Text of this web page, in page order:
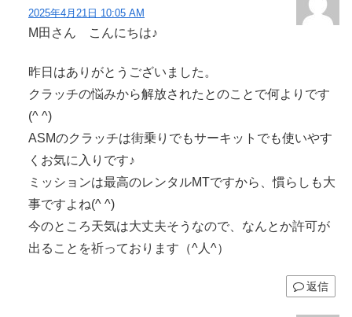
2025年4月21日 10:05 AM
M田さん こんにちは♪
昨日はありがとうございました。
クラッチの悩みから解放されたとのことで何よりです
(^ ^)
ASMのクラッチは街乗りでもサーキットでも使いやす
くお気に入りです♪
ミッションは最高のレンタルMTですから、慣らしも大
事ですよね(^ ^)
今のところ天気は大丈夫そうなので、なんとか許可が
出ることを祈っております（^人^）
返信